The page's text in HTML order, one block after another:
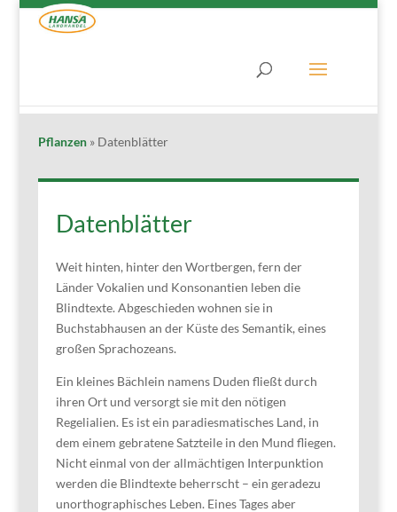
Pflanzen» Datenblätter
Datenblätter
Weit hinten, hinter den Wortbergen, fern der
Länder Vokalien und Konsonantien leben die
Blindtexte. Abgeschieden wohnen sie in
Buchstabhausen an der Küste des Semantik, eines
großen Sprachozeans.
Ein kleines Bächlein namens Duden fließt durch
ihren Ort und versorgt sie mit den nötigen
Regelialien. Es ist ein paradiesmatisches Land, in
dem einem gebratene Satzteile in den Mund fliegen.
Nicht einmal von der allmächtigen Interpunktion
werden die Blindtexte beherrscht – ein geradezu
unorthographisches Leben. Eines Tages aber